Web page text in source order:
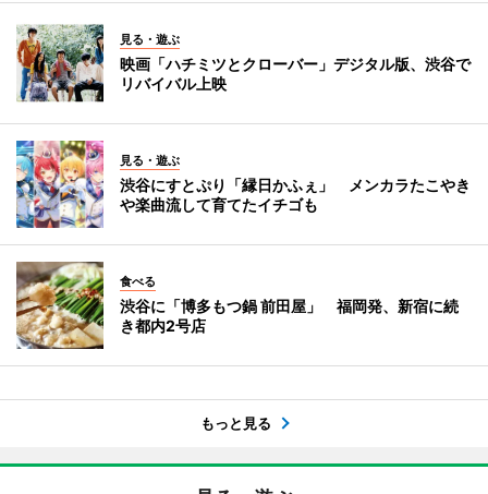
見る・遊ぶ
映画「ハチミツとクローバー」デジタル版、渋谷で
リバイバル上映
見る・遊ぶ
渋谷にすとぷり「縁日かふぇ」 メンカラたこやき
や楽曲流して育てたイチゴも
食べる
渋谷に「博多もつ鍋 前田屋」 福岡発、新宿に続
き都内2号店
もっと見る